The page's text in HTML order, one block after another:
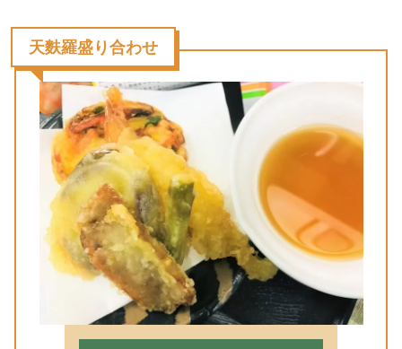
天麩羅盛り合わせ